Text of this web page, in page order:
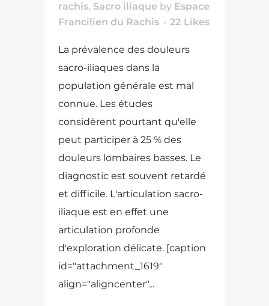
rachis, Sacro iliaque by Espace
Francilien du Rachis
22 Likes
La prévalence des douleurs
sacro-iliaques dans la
population générale est mal
connue. Les études
considèrent pourtant qu'elle
peut participer à 25 % des
douleurs lombaires basses. Le
diagnostic est souvent retardé
et difficile. L'articulation sacro-
iliaque est en effet une
articulation profonde
d'exploration délicate. [caption
id="attachment_1619"
align="aligncenter"...